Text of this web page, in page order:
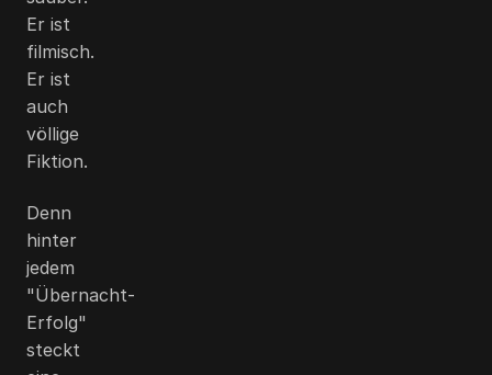
Er ist
filmisch.
Er ist
auch
völlige
Fiktion.
Denn
hinter
jedem
"Übernacht-
Erfolg"
steckt